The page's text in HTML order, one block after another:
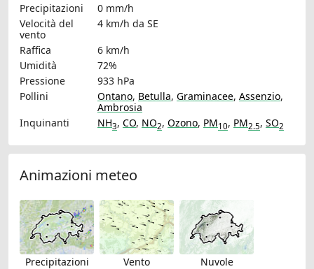
Precipitazioni
0 mm/h
Velocità del
vento
4 km/h da SE
Raffica
6 km/h
Umidità
72%
Pressione
933 hPa
Pollini
Ontano, Betulla, Graminacee, Assenzio,
Ambrosia
Inquinanti
NH3, CO, NO2, Ozono, PM10, PM2.5, SO2
Animazioni meteo
Precipitazioni Vento Nuvole